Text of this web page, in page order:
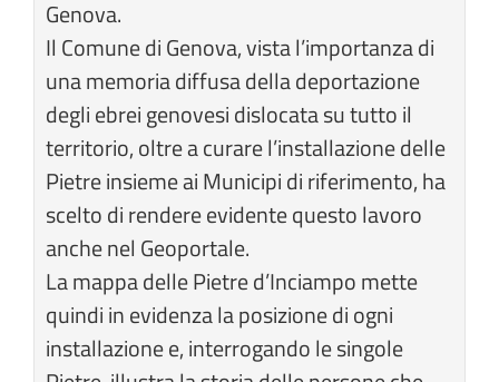
Genova.
Il Comune di Genova, vista l’importanza di
una memoria diffusa della deportazione
degli ebrei genovesi dislocata su tutto il
territorio, oltre a curare l’installazione delle
Pietre insieme ai Municipi di riferimento, ha
scelto di rendere evidente questo lavoro
anche nel Geoportale.
La mappa delle Pietre d’Inciampo mette
quindi in evidenza la posizione di ogni
installazione e, interrogando le singole